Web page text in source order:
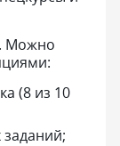
Можно
(8 из 10